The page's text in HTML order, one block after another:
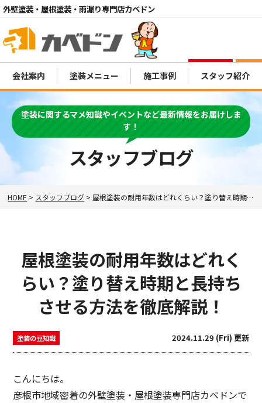
外壁塗装・屋根塗装・雨漏り専門店カベドン
電話 MENU
会社案内 塗装メニュー 施工事例 スタッフ紹介
スタッフブログ
塗装に関するマメ知識やイベントなど最新情報をお届けしま
す！
HOME > スタッフブログ > 屋根塗装の耐用年数はどれくらい？塗り替え時期と長持ちさせる方法を徹底解説！
屋根塗装の耐用年数はどれく
らい？塗り替え時期と長持ち
させる方法を徹底解説！
塗装の豆知識 2024.11.29 (Fri) 更新
こんにちは。
彦根市地域密着の外壁塗装・屋根塗装専門店カベドンで